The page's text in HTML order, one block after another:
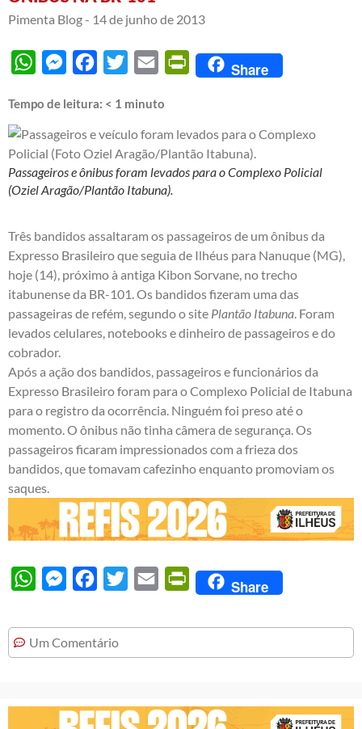
Pimenta Blog - 14 de junho de 2013
WhatsAppMessengerFacebook
Twitter Email PrintFriendly
Share
Tempo de leitura: < 1 minuto
Passageiros e ônibus foram levados para o Complexo Policial
(Oziel Aragão/Plantão Itabuna).
Três bandidos assaltaram os passageiros de um ônibus da
Expresso Brasileiro que seguia de Ilhéus para Nanuque (MG),
hoje (14), próximo à antiga Kibon Sorvane, no trecho
itabunense da BR-101. Os bandidos fizeram uma das
passageiras de refém, segundo o site Plantão Itabuna . Foram
levados celulares, notebooks e dinheiro de passageiros e do
cobrador.
Após a ação dos bandidos, passageiros e funcionários da
Expresso Brasileiro foram para o Complexo Policial de Itabuna
para o registro da ocorrência. Ninguém foi preso até o
momento. O ônibus não tinha câmera de segurança. Os
passageiros ficaram impressionados com a frieza dos
bandidos, que tomavam cafezinho enquanto promoviam os
saques.
WhatsAppMessengerFacebook
Twitter Email PrintFriendly
Share
Um Comentário